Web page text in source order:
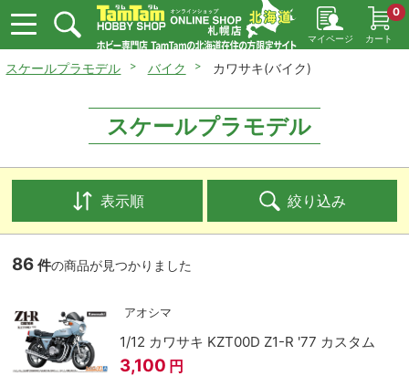
マイページ カート
0
スケールプラモデル バイク カワサキ(バイク)
スケールプラモデル
表示順 絞り込み
86 件の商品が見つかりました
アオシマ
1/12 カワサキ KZT00D Z1-R '77 カスタム
3,100 円